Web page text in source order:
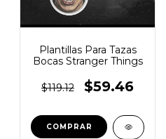
Plantillas Para Tazas
Bocas Stranger Things
$119.12 $59.46